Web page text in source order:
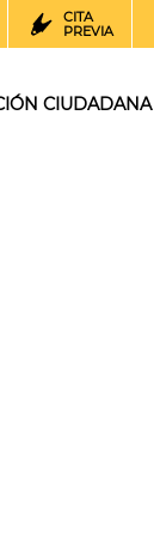
CITA
PREVIA
CIUDADANA